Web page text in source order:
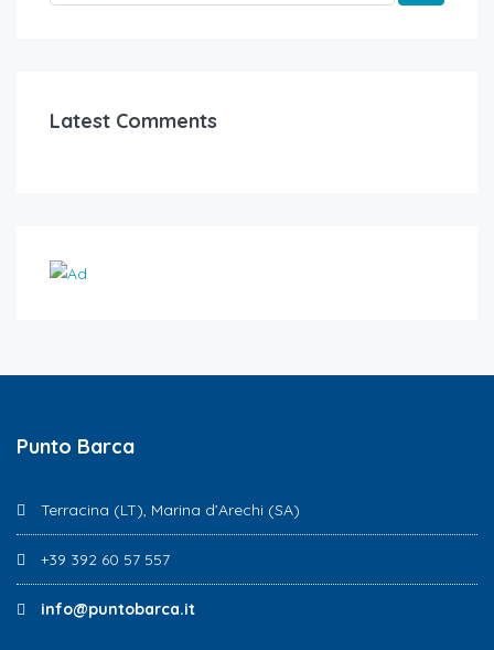
Latest Comments
Punto Barca
Terracina (LT), Marina d’Arechi (SA)
+39 392 60 57 557
info@puntobarca.it